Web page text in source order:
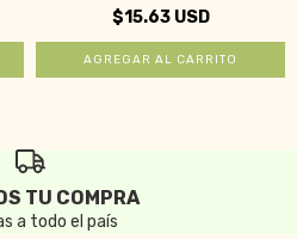
$15.63 USD
TU COMPRA
a todo el país